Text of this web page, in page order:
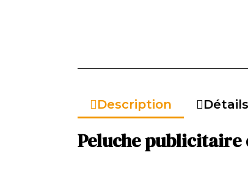
Description
Peluche